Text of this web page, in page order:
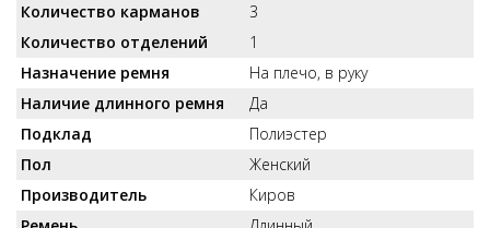
Количество карманов
3
Количество отделений
1
Назначение ремня
На плечо, в руку
Наличие длинного ремня
Да
Подклад
Полиэстер
Пол
Женский
Производитель
Киров